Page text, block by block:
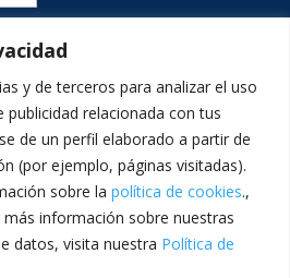
y de terceros para analizar el uso
relacionada con tus
de un perfil elaborado a partir de
(por ejemplo, páginas visitadas).
sobre la política de cookies.,
información sobre nuestras
datos, visita nuestra Política de
8 · 46980 · Paterna, València ·